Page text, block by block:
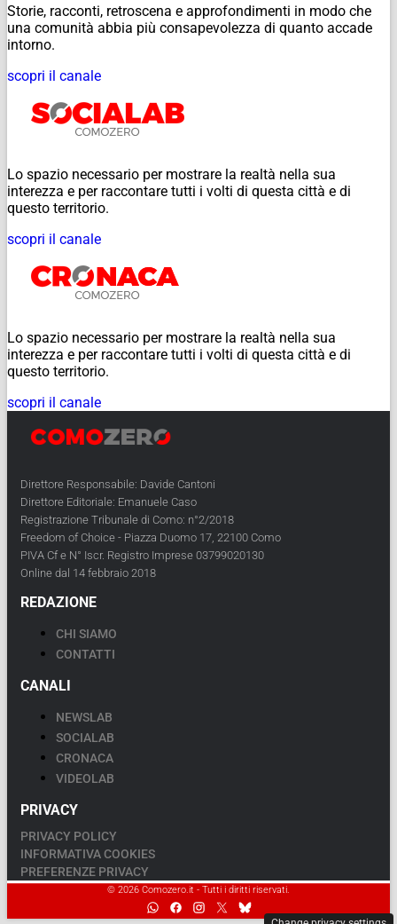
Storie, racconti, retroscena e approfondimenti in modo che
una comunità abbia più consapevolezza di quanto accade
intorno.
scopri il canale
Lo spazio necessario per mostrare la realtà nella sua
interezza e per raccontare tutti i volti di questa città e di
questo territorio.
scopri il canale
Lo spazio necessario per mostrare la realtà nella sua
interezza e per raccontare tutti i volti di questa città e di
questo territorio.
scopri il canale
Direttore Responsabile: Davide Cantoni
Direttore Editoriale: Emanuele Caso
Registrazione Tribunale di Como: n°2/2018
Freedom of Choice - Piazza Duomo 17, 22100 Como
PIVA Cf e N° Iscr. Registro Imprese 03799020130
Online dal 14 febbraio 2018
REDAZIONE
CHI SIAMO
CONTATTI
CANALI
NEWSLAB
SOCIALAB
CRONACA
VIDEOLAB
PRIVACY
PRIVACY POLICY
INFORMATIVA COOKIES
PREFERENZE PRIVACY
© 2026 Comozero.it - Tutti i diritti riservati.